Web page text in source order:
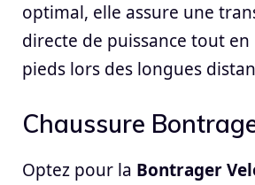
optimal, elle assure une
directe de puissance tout
pieds lors des longues
Chaussure
Optez pour la Bontrager